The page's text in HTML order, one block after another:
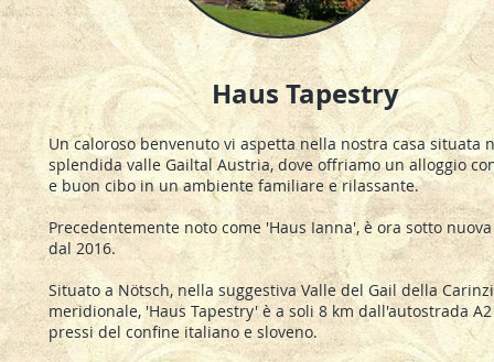
Haus Tapestry
Un caloroso benvenuto vi aspetta nella nostra casa situata
splendida valle Gailtal Austria, dove offriamo un alloggio
e buon cibo in un ambiente familiare e rilassante.
Precedentemente noto come 'Haus Ianna', è ora sotto
dal 2016.
Situato a Nötsch, nella suggestiva Valle del Gail della
meridionale, 'Haus Tapestry' è a soli 8 km dall'autostrada
pressi del confine italiano e sloveno.